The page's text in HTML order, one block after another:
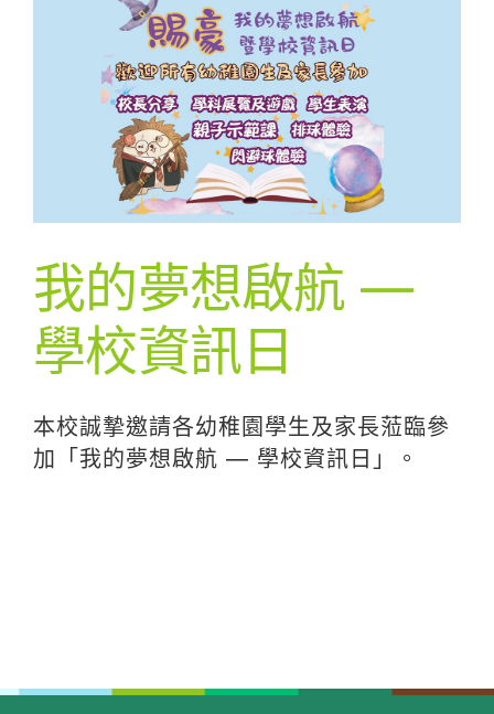
我的夢想啟航 —
學校資訊日
本校誠摯邀請各幼稚園學生及家長蒞臨參
加「我的夢想啟航 — 學校資訊日」。